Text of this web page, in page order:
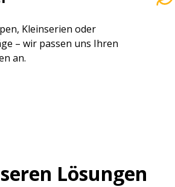
Kleinserien oder
– wir passen uns Ihren
an.
Lösungen